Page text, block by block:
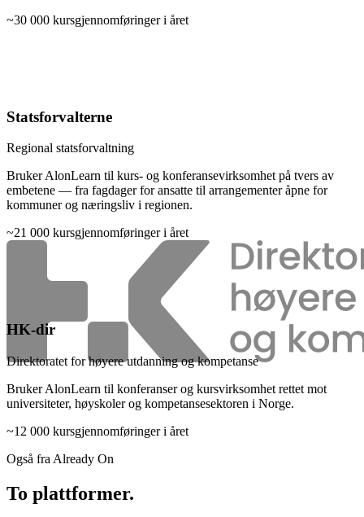
~30 000 kursgjennomføringer i året
Statsforvalterne
Regional statsforvaltning
Bruker AlonLearn til kurs- og konferansevirksomhet på tvers av
embetene — fra fagdager for ansatte til arrangementer åpne for
kommuner og næringsliv i regionen.
~21 000 kursgjennomføringer i året
HK-dir
Direktoratet for høyere utdanning og kompetanse
Bruker AlonLearn til konferanser og kursvirksomhet rettet mot
universiteter, høyskoler og kompetansesektoren i Norge.
~12 000 kursgjennomføringer i året
Også fra Already On
To plattformer.